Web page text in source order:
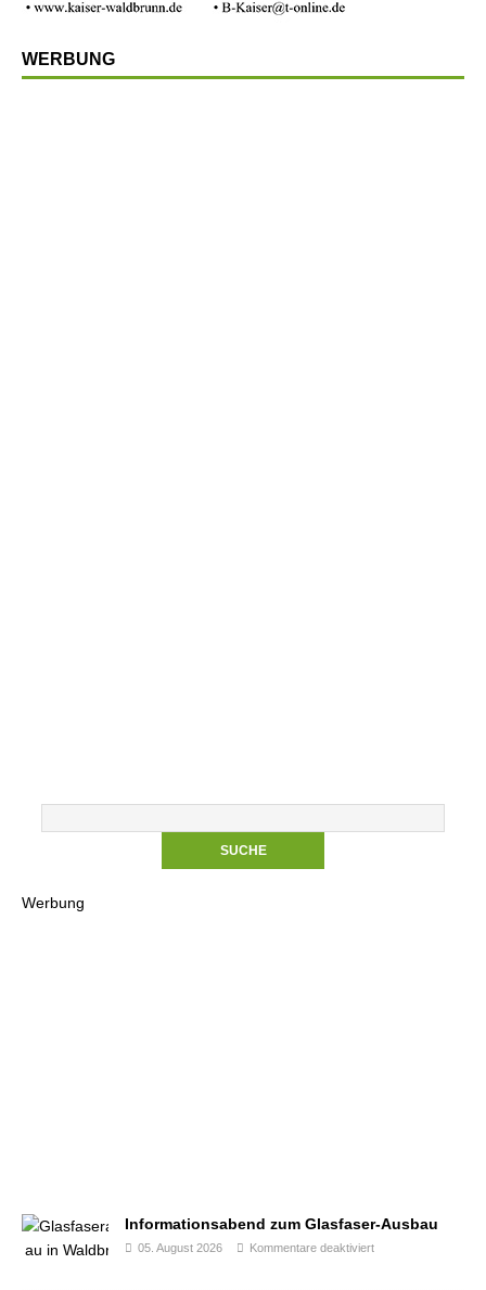
WERBUNG
Werbung
Informationsabend zum Glasfaser-Ausbau
05. August 2026 Kommentare deaktiviert